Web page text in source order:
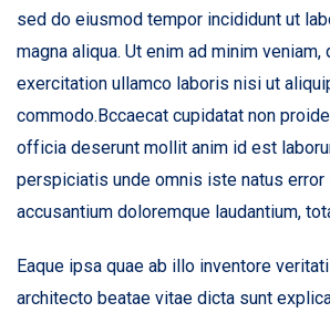
sed do eiusmod tempor incididunt ut
magna aliqua. Ut enim ad minim veniam,
exercitation ullamco laboris nisi ut
commodo.Bccaecat cupidatat non
officia deserunt mollit anim id est
perspiciatis unde omnis iste natus
accusantium doloremque laudantium,
Eaque ipsa quae ab illo inventore
architecto beatae vitae dicta sunt